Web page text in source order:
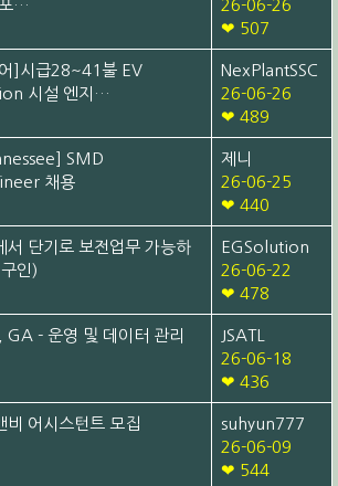
…
26-06-26
❤ 507
]시급28~41불 EV
시설 엔지…
NexPlantSSC
26-06-26
❤ 489
SMD
채용
제니
26-06-25
❤ 440
서 단기로 보전업무 가능하
인)
EGSolution
26-06-22
❤ 478
- 운영 및 데이터 관리
JSATL
26-06-18
❤ 436
비 어시스턴트 모집
suhyun777
26-06-09
❤ 544